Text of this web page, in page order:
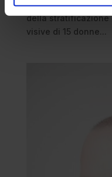
Miuccia Prada e
della stratificazione
visive di 15 donne...